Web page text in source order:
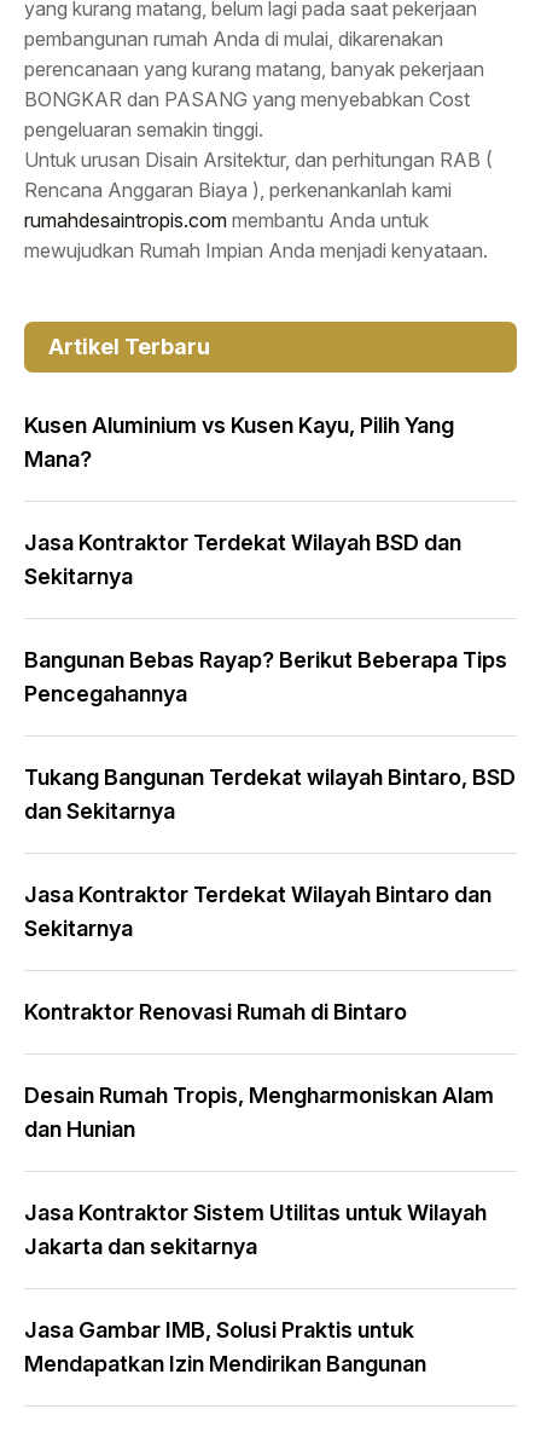
yang kurang matang, belum lagi pada saat pekerjaan
pembangunan rumah Anda di mulai, dikarenakan
perencanaan yang kurang matang, banyak pekerjaan
BONGKAR dan PASANG yang menyebabkan Cost
pengeluaran semakin tinggi.
Untuk urusan Disain Arsitektur, dan perhitungan RAB (
Rencana Anggaran Biaya ), perkenankanlah kami
rumahdesaintropis.com membantu Anda untuk
mewujudkan Rumah Impian Anda menjadi kenyataan.
Artikel Terbaru
Kusen Aluminium vs Kusen Kayu, Pilih Yang
Mana?
Jasa Kontraktor Terdekat Wilayah BSD dan
Sekitarnya
Bangunan Bebas Rayap? Berikut Beberapa Tips
Pencegahannya
Tukang Bangunan Terdekat wilayah Bintaro, BSD
dan Sekitarnya
Jasa Kontraktor Terdekat Wilayah Bintaro dan
Sekitarnya
Kontraktor Renovasi Rumah di Bintaro
Desain Rumah Tropis, Mengharmoniskan Alam
dan Hunian
Jasa Kontraktor Sistem Utilitas untuk Wilayah
Jakarta dan sekitarnya
Jasa Gambar IMB, Solusi Praktis untuk
Mendapatkan Izin Mendirikan Bangunan